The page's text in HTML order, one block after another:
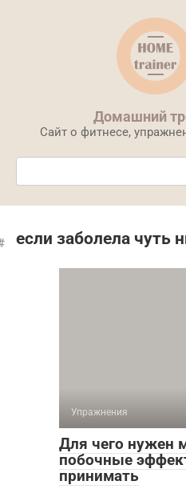
Домашний
Сайт о фитнесе,
Поиск:
если заболела чуть
Упражнения
Для чего нужен
побочные
принимать